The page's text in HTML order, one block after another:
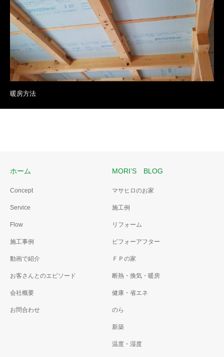
暖房方法
ホーム
Concept
Service
Flow
施工事例
動画で紹介
お客さんとのエピソード
会社概要
お問合わせ
MORI’S BLOG
マサヒロのお家
施工例
リフォーム
ビフォーアフター
ＦＰの家
断熱・換気・暖房
健康・省エネ
のら
新築
温度・湿度